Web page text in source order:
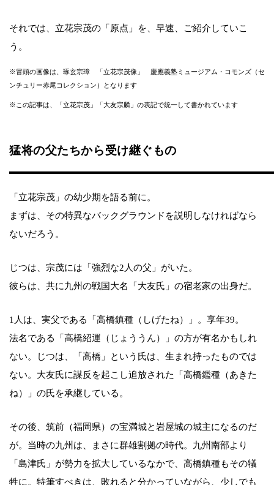
それでは、立花宗茂の「原点」を、早速、ご紹介していこ
う。
※冒頭の画像は、琢玄宗璋 「立花宗茂像」 慶應義塾ミュージアム・コモンズ（セ
ンチュリー赤尾コレクション）となります
※この記事は、「立花宗茂」「大友宗麟」の表記で統一して書かれています
猛将の父たちから受け継ぐもの
「立花宗茂」の幼少期を語る前に。
まずは、その特異なバックグラウンドを説明しなければなら
ないだろう。
じつは、宗茂には「強烈な2人の父」がいた。
彼らは、共に九州の戦国大名「大友氏」の宿老家の出身だ。
1人は、実父である「高橋鎮種（しげたね）」。享年39。
法名である「高橋紹運（じょううん）」の方が有名かもしれ
ない。じつは、「高橋」という氏は、生まれ持ったものでは
ない。大友氏に謀反を起こし追放された「高橋鑑種（あきた
ね）」の氏を承継している。
その後、筑前（福岡県）の宝満城と岩屋城の城主になるのだ
が。当時の九州は、まさに群雄割拠の時代。九州南部より
「島津氏」が勢力を拡大しているなかで、高橋鎮種もその犠
牲に。特筆すべきは、敗れると分かっていながら、少しでも